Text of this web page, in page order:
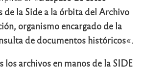
de la Side a la órbita del Archivo
organismo encargado de la
de documentos históricos«.
los archivos en manos de la SIDE